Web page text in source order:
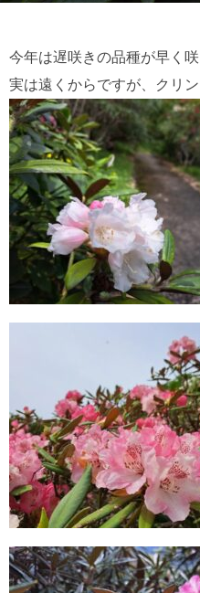
今年は遅咲きの品種が早く咲
実は遠くからですが、クリン